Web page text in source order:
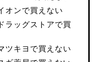
オンで買えない
ラッグストアで買
ツキヨで買えない